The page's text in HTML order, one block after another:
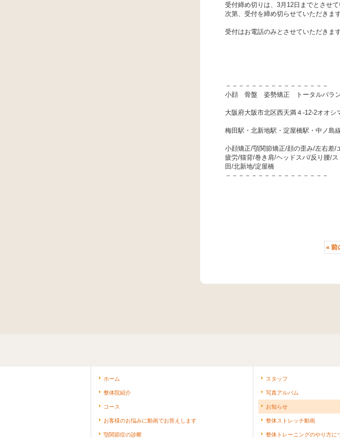
受付締め切りは、3月12日までとさせ
次第、受付を締め切らせていただきます
受付はお電話のみとさせていただきます
－－－－－－－－－－－－－－－－
小顔 骨盤 姿勢矯正 トータルバラ
大阪府大阪市北区西天満４-12-2オオシ
梅田駅・北新地駅・淀屋橋駅・中ノ島
小顔矯正/顎関節矯正/顔の歪み/左右差
疲労/猫背/巻き肩/ヘッドスパ/反り腰/
田/北新地/淀屋橋
－－－－－－－－－－－－－－－－
« 前
ホーム
整体院紹介
コース
お客様のお悩みに動画でお答えします
顎関節症の診断
スタッフ
写真アルバム
お知らせ
整体ストレッチ動画
整体トレーニングのやり方に